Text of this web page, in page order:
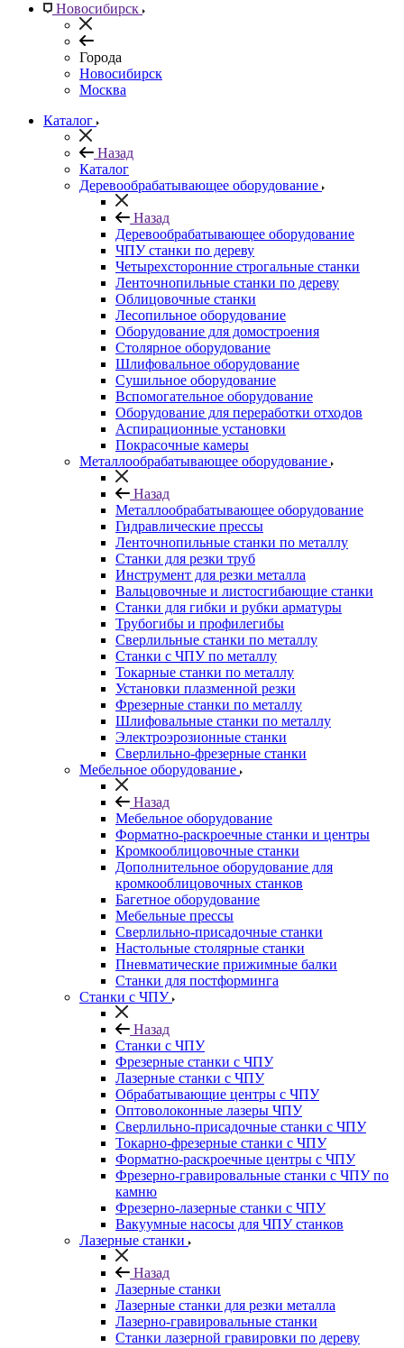
Новосибирск
Города
Новосибирск
Москва
Каталог
Назад
Каталог
Деревообрабатывающее оборудование
Назад
Деревообрабатывающее оборудование
ЧПУ станки по дереву
Четырехсторонние строгальные станки
Ленточнопильные станки по дереву
Облицовочные станки
Лесопильное оборудование
Оборудование для домостроения
Столярное оборудование
Шлифовальное оборудование
Сушильное оборудование
Вспомогательное оборудование
Оборудование для переработки отходов
Аспирационные установки
Покрасочные камеры
Металлообрабатывающее оборудование
Назад
Металлообрабатывающее оборудование
Гидравлические прессы
Ленточнопильные станки по металлу
Станки для резки труб
Инструмент для резки металла
Вальцовочные и листосгибающие станки
Станки для гибки и рубки арматуры
Трубогибы и профилегибы
Сверлильные станки по металлу
Станки с ЧПУ по металлу
Токарные станки по металлу
Установки плазменной резки
Фрезерные станки по металлу
Шлифовальные станки по металлу
Электроэрозионные станки
Сверлильно-фрезерные станки
Мебельное оборудование
Назад
Мебельное оборудование
Форматно-раскроечные станки и центры
Кромкооблицовочные станки
Дополнительное оборудование для
кромкооблицовочных станков
Багетное оборудование
Мебельные прессы
Сверлильно-присадочные станки
Настольные столярные станки
Пневматические прижимные балки
Станки для постформинга
Станки с ЧПУ
Назад
Станки с ЧПУ
Фрезерные станки с ЧПУ
Лазерные станки с ЧПУ
Обрабатывающие центры с ЧПУ
Оптоволоконные лазеры ЧПУ
Сверлильно-присадочные станки с ЧПУ
Токарно-фрезерные станки с ЧПУ
Форматно-раскроечные центры с ЧПУ
Фрезерно-гравировальные станки с ЧПУ по
камню
Фрезерно-лазерные станки с ЧПУ
Вакуумные насосы для ЧПУ станков
Лазерные станки
Назад
Лазерные станки
Лазерные станки для резки металла
Лазерно-гравировальные станки
Станки лазерной гравировки по дереву